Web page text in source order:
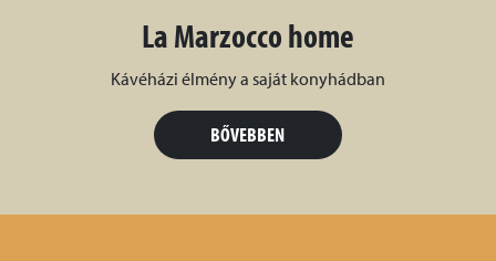
La Marzocco home
Kávéházi élmény a saját konyhádban
BŐVEBBEN